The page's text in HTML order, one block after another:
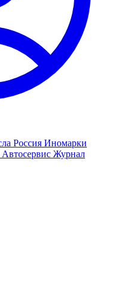
Россия Иномарки
Автосервис Журнал